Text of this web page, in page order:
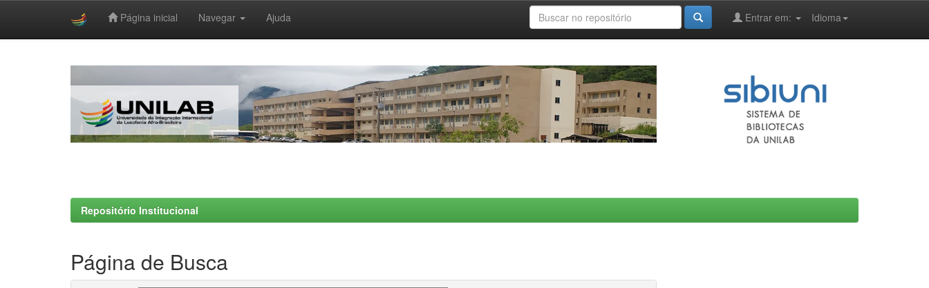
Página inicial Navegar Ajuda Idioma
Entrar em:
Repositório Institucional
Página de Busca